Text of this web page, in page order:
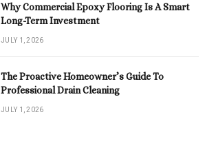
Why Commercial Epoxy Flooring Is A Smart
Long-Term Investment
JULY 1, 2026
The Proactive Homeowner’s Guide To
Professional Drain Cleaning
JULY 1, 2026